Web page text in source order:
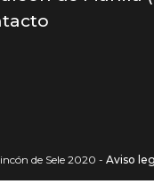
de Sele 2020 - Aviso